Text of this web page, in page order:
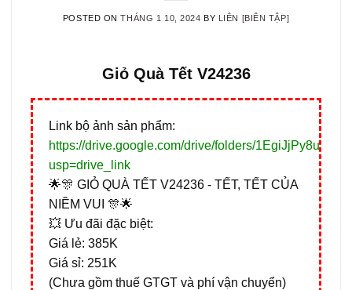
POSTED ONTHÁNG 1 10, 2024 BY LIÊN [BIÊN TẬP]
Giỏ Quà Tết V24236
Link bộ ảnh sản phẩm:
https://drive.google.com/drive/folders/
usp=drive_link
🌟🎊 GIỎ QUÀ TẾT V24236 - TẾT, TẾT CỦA
NIỀM VUI 🎊🌟
💥 Ưu đãi đặc biệt:
Giá lẻ: 385K
Giá sỉ: 251K
(Chưa gồm thuế GTGT và phí vận chuyển)